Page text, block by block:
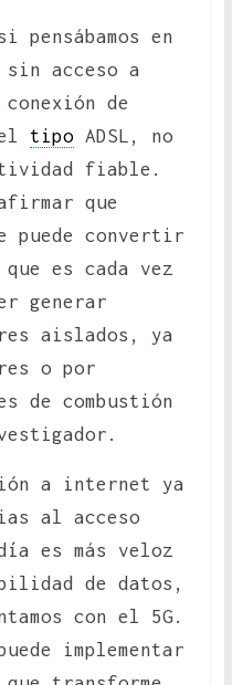
pensábamos en
acceso a
de
tipoADSL, no
fiable.
que
puede convertir
que es cada vez
generar
aislados, ya
o por
de combustión
a internet ya
al acceso
es más veloz
de datos,
con el 5G.
implementar